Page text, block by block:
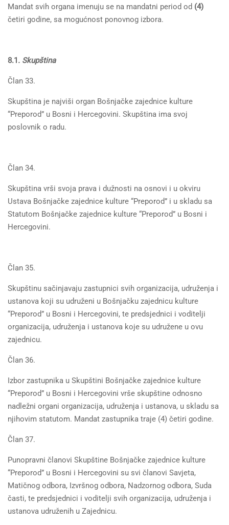
Mandat svih organa imenuju se na mandatni period od (4)
četiri godine, sa mogućnost ponovnog izbora.
8.1. Skupština
Član 33.
Skupština je najviši organ Bošnjačke zajednice kulture
“Preporod” u Bosni i Hercegovini. Skupština ima svoj
poslovnik o radu.
Član 34.
Skupština vrši svoja prava i dužnosti na osnovi i u okviru
Ustava Bošnjačke zajednice kulture “Preporod” i u skladu sa
Statutom Bošnjačke zajednice kulture “Preporod” u Bosni i
Hercegovini.
Član 35.
Skupštinu sačinjavaju zastupnici svih organizacija, udruženja i
ustanova koji su udruženi u Bošnjačku zajednicu kulture
“Preporod” u Bosni i Hercegovini, te predsjednici i voditelji
organizacija, udruženja i ustanova koje su udružene u ovu
zajednicu.
Član 36.
Izbor zastupnika u Skupštini Bošnjačke zajednice kulture
“Preporod” u Bosni i Hercegovini vrše skupštine odnosno
nadležni organi organizacija, udruženja i ustanova, u skladu sa
njihovim statutom. Mandat zastupnika traje (4) četiri godine.
Član 37.
Punopravni članovi Skupštine Bošnjačke zajednice kulture
“Preporod” u Bosni i Hercegovini su svi članovi Savjeta,
Matičnog odbora, Izvršnog odbora, Nadzornog odbora, Suda
časti, te predsjednici i voditelji svih organizacija, udruženja i
ustanova udruženih u Zajednicu.